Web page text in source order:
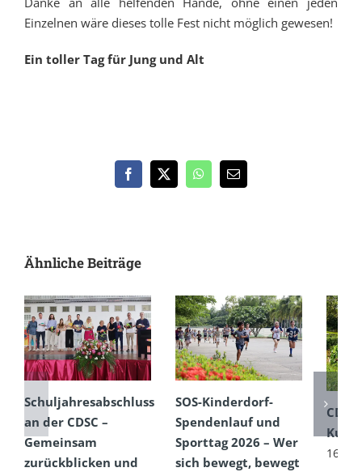
Einzelnen wäre dieses tolle Fest nicht möglich gewesen!
Ein toller Tag für Jung und Alt
Facebook
X WhatsApp
E-
Ähnliche Beiträge
Schuljahresabschluss
an der CDSC –
Gemeinsam
zurückblicken und
SOS-Kinderdorf-
Spendenlauf und
Sporttag 2026 – Wer
sich bewegt, bewegt
CDSC
16.